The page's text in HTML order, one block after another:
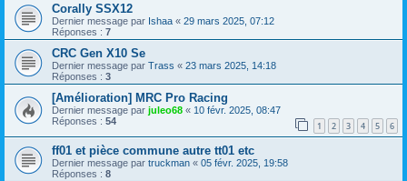
Corally SSX12
Dernier message par Ishaa « 29 mars 2025, 07:12
Réponses : 7
CRC Gen X10 Se
Dernier message par Trass « 23 mars 2025, 14:18
Réponses : 3
[Amélioration] MRC Pro Racing
Dernier message par juleo68 « 10 févr. 2025, 08:47
Réponses : 54 1 2 3 4 5 6
ff01 et pièce commune autre tt01 etc
Dernier message par truckman « 05 févr. 2025, 19:58
Réponses : 8